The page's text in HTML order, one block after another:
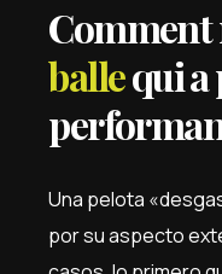
ballequi a
Una pelota
por su aspecto